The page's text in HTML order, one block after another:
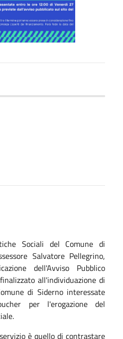
Sociali del Comune di
Salvatore Pellegrino,
dell'Avviso Pubblico
all'individuazione di
di Siderno interessate
per l'erogazione del
è quello di contrastare